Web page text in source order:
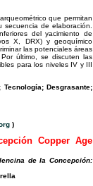
que permitan
de elaboración.
del yacimiento de
X, DRX) y geoquímico
las potenciales áreas
último, se discuten las
para los niveles IV y III
Desgrasante;
)
Copper Age
de la Concepción: